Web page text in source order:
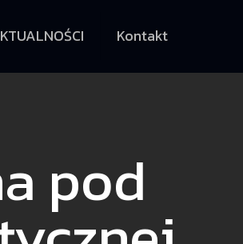
Kontakt
pod